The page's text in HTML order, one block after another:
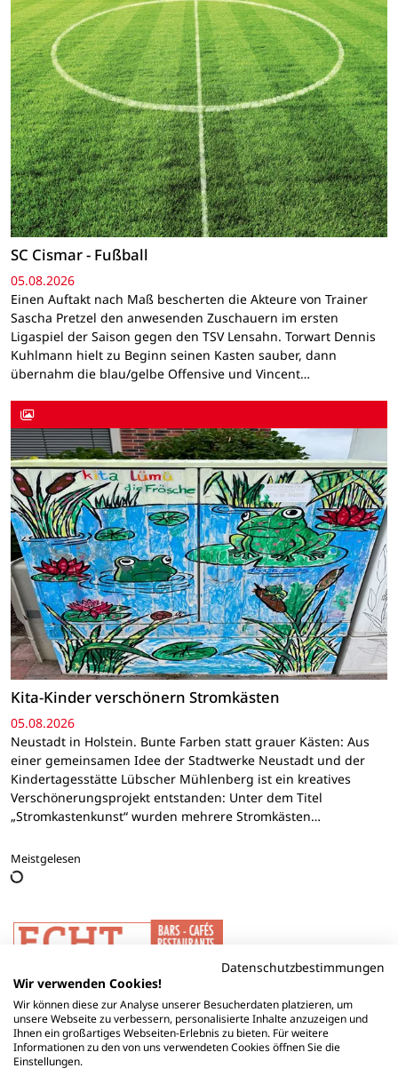
SC Cismar - Fußball
05.08.2026
Einen Auftakt nach Maß bescherten die Akteure von Trainer
Sascha Pretzel den anwesenden Zuschauern im ersten
Ligaspiel der Saison gegen den TSV Lensahn. Torwart Dennis
Kuhlmann hielt zu Beginn seinen Kasten sauber, dann
übernahm die blau/gelbe Offensive und Vincent…
Kita-Kinder verschönern Stromkästen
05.08.2026
Neustadt in Holstein. Bunte Farben statt grauer Kästen: Aus
einer gemeinsamen Idee der Stadtwerke Neustadt und der
Kindertagesstätte Lübscher Mühlenberg ist ein kreatives
Verschönerungsprojekt entstanden: Unter dem Titel
„Stromkastenkunst“ wurden mehrere Stromkästen…
Meistgelesen
Datenschutzbestimmungen
Wir verwenden Cookies!
Wir können diese zur Analyse unserer Besucherdaten platzieren, um
unsere Webseite zu verbessern, personalisierte Inhalte anzuzeigen und
Ihnen ein großartiges Webseiten-Erlebnis zu bieten. Für weitere
Informationen zu den von uns verwendeten Cookies öffnen Sie die
Einstellungen.